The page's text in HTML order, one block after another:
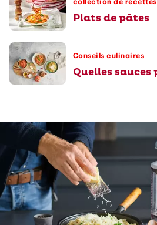
Plats de pâtes
Conseils culinaires
Quelles sauces